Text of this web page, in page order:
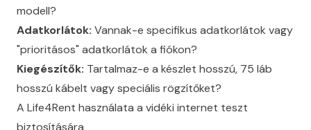
modell?
Adatkorlátok: Vannak-e specifikus adatkorlátok vagy
"prioritásos" adatkorlátok a fiókon?
Kiegészítők: Tartalmaz-e a készlet hosszú, 75 láb
hosszú kábelt vagy speciális rögzítőket?
A Life4Rent használata a vidéki internet teszt
biztosítására